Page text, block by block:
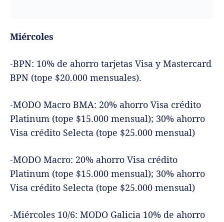
Miércoles
-BPN: 10% de ahorro tarjetas Visa y Mastercard
BPN (tope $20.000 mensuales).
-MODO Macro BMA: 20% ahorro Visa crédito
Platinum (tope $15.000 mensual); 30% ahorro
Visa crédito Selecta (tope $25.000 mensual)
-MODO Macro: 20% ahorro Visa crédito
Platinum (tope $15.000 mensual); 30% ahorro
Visa crédito Selecta (tope $25.000 mensual)
-Miércoles 10/6: MODO Galicia 10% de ahorro